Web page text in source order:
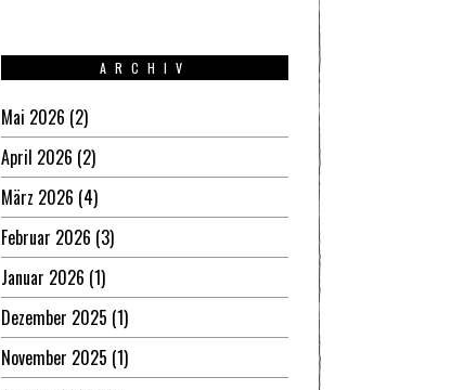
ARCHIV
Mai 2026 (2)
April 2026 (2)
März 2026 (4)
Februar 2026 (3)
Januar 2026 (1)
Dezember 2025 (1)
November 2025 (1)